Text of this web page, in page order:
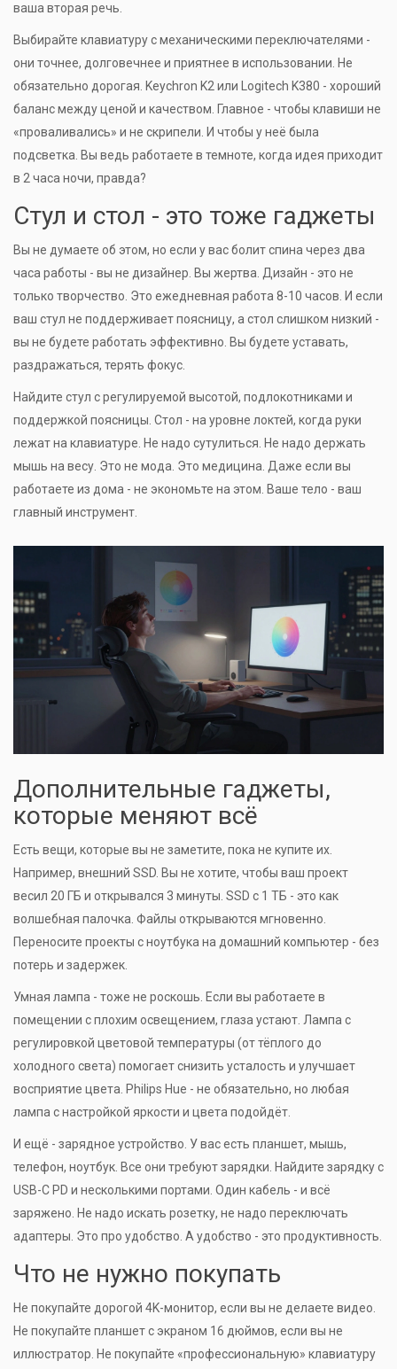
ваша вторая речь.
Выбирайте клавиатуру с механическими переключателями -
они точнее, долговечнее и приятнее в использовании. Не
обязательно дорогая. Keychron K2 или Logitech K380 - хороший
баланс между ценой и качеством. Главное - чтобы клавиши не
«проваливались» и не скрипели. И чтобы у неё была
подсветка. Вы ведь работаете в темноте, когда идея приходит
в 2 часа ночи, правда?
Стул и стол - это тоже гаджеты
Вы не думаете об этом, но если у вас болит спина через два
часа работы - вы не дизайнер. Вы жертва. Дизайн - это не
только творчество. Это ежедневная работа 8-10 часов. И если
ваш стул не поддерживает поясницу, а стол слишком низкий -
вы не будете работать эффективно. Вы будете уставать,
раздражаться, терять фокус.
Найдите стул с регулируемой высотой, подлокотниками и
поддержкой поясницы. Стол - на уровне локтей, когда руки
лежат на клавиатуре. Не надо сутулиться. Не надо держать
мышь на весу. Это не мода. Это медицина. Даже если вы
работаете из дома - не экономьте на этом. Ваше тело - ваш
главный инструмент.
Дополнительные гаджеты,
которые меняют всё
Есть вещи, которые вы не заметите, пока не купите их.
Например, внешний SSD. Вы не хотите, чтобы ваш проект
весил 20 ГБ и открывался 3 минуты. SSD с 1 ТБ - это как
волшебная палочка. Файлы открываются мгновенно.
Переносите проекты с ноутбука на домашний компьютер - без
потерь и задержек.
Умная лампа - тоже не роскошь. Если вы работаете в
помещении с плохим освещением, глаза устают. Лампа с
регулировкой цветовой температуры (от тёплого до
холодного света) помогает снизить усталость и улучшает
восприятие цвета. Philips Hue - не обязательно, но любая
лампа с настройкой яркости и цвета подойдёт.
И ещё - зарядное устройство. У вас есть планшет, мышь,
телефон, ноутбук. Все они требуют зарядки. Найдите зарядку с
USB-C PD и несколькими портами. Один кабель - и всё
заряжено. Не надо искать розетку, не надо переключать
адаптеры. Это про удобство. А удобство - это продуктивность.
Что не нужно покупать
Не покупайте дорогой 4K-монитор, если вы не делаете видео.
Не покупайте планшет с экраном 16 дюймов, если вы не
иллюстратор. Не покупайте «профессиональную» клавиатуру